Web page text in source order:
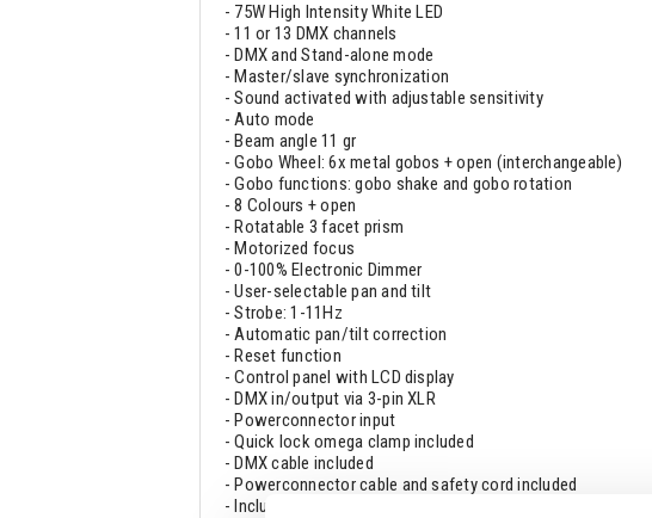
- 75W High Intensity White LED
- 11 or 13 DMX channels
- DMX and Stand-alone mode
- Master/slave synchronization
- Sound activated with adjustable sensitivity
- Auto mode
- Beam angle 11 gr
- Gobo Wheel: 6x metal gobos + open (interchangeable)
- Gobo functions: gobo shake and gobo rotation
- 8 Colours + open
- Rotatable 3 facet prism
- Motorized focus
- 0-100% Electronic Dimmer
- User-selectable pan and tilt
- Strobe: 1-11Hz
- Automatic pan/tilt correction
- Reset function
- Control panel with LCD display
- DMX in/output via 3-pin XLR
- Powerconnector input
- Quick lock omega clamp included
- DMX cable included
- Powerconnector cable and safety cord included
- Included remote control